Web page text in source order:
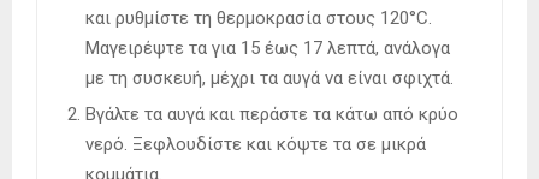
και ρυθμίστε τη θερμοκρασία στους 120°C.
Μαγειρέψτε τα για 15 έως 17 λεπτά, ανάλογα
με τη συσκευή, μέχρι τα αυγά να είναι σφιχτά.
Βγάλτε τα αυγά και περάστε τα κάτω από κρύο
νερό. Ξεφλουδίστε και κόψτε τα σε μικρά
κομμάτια.